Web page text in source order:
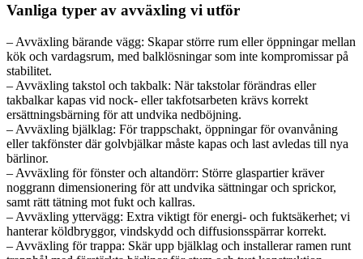
Vanliga typer av avväxling vi utför
– Avväxling bärande vägg: Skapar större rum eller öppningar mellan
kök och vardagsrum, med balklösningar som inte kompromissar på
stabilitet.
– Avväxling takstol och takbalk: När takstolar förändras eller
takbalkar kapas vid nock- eller takfotsarbeten krävs korrekt
ersättningsbärning för att undvika nedböjning.
– Avväxling bjälklag: För trappschakt, öppningar för ovanvåning
eller takfönster där golvbjälkar måste kapas och last avledas till nya
bärlinor.
– Avväxling för fönster och altandörr: Större glaspartier kräver
noggrann dimensionering för att undvika sättningar och sprickor,
samt rätt tätning mot fukt och kallras.
– Avväxling yttervägg: Extra viktigt för energi- och fuktsäkerhet; vi
hanterar köldbryggor, vindskydd och diffusionsspärrar korrekt.
– Avväxling för trappa: Skär upp bjälklag och installerar ramen runt